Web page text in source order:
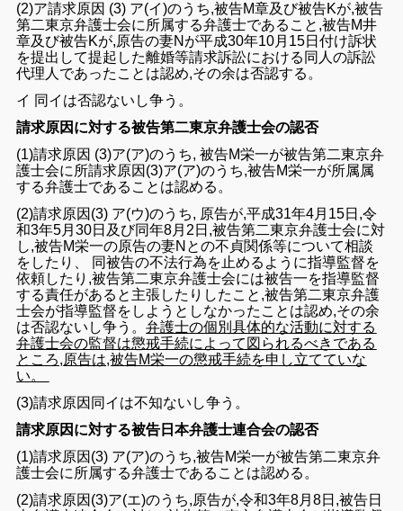
(2)ア請求原因 (3) ア(イ)のうち,被告M章及び被告Kが,被告
第二東京弁護士会に 所属する弁護士であること,被告M井
章及び被告Kが,原告の妻Nが平成30年10月 15日付け訴状
を提出 して提起 した離婚等請求訴訟における 同人の訴訟
代理人 であったことは認め,その余は否認する 。
イ 同イは否認ないし争う。
請求原因に対する被告第二東京弁護士会の認否
(1)請求原因 (3)ア(ア)のうち,被告M栄一が被告第二東京弁
護士会に所請求原因 (3)ア(ア)のうち,被告M栄一が所属属
する弁護士であることは認める 。
(2)請求原因(3) ア(ウ)のうち, 原告が,平成31年4月 15日,令
和3年5月30日 及び同年8月2 日,被告第二東京弁護士会に対
し,被告M栄一の原告の妻N との不貞関係等について相談
を したり、 同被告の不法行為を止める ように指導監督を
依頼したり ,被告第二東京弁護士会には被告一を指導監督
する責任がある と主張したり した こと ,被告第二東京弁護
士会が指導監督をしようとしなかった ことは認め,その余
は否認ないし争う。弁護士の個別具体的な活動に対する
弁護士会の監督は懲戒手続に よって図られるべき である
ところ,原告は,被告M栄一の懲戒手続を申し立てていな
い。
(3)請求原因同イ は不知ないし争う。
請求原因に対する被告日本弁護士連合会の認否
(1)請求原因(3) ア(ア)のうち,被告M栄一が被告第二東京弁
護士会に所属する弁護士であることは認める。
(2)請求原因 (3)ア(エ)のうち,原告が,令和3年8月8日,被告日